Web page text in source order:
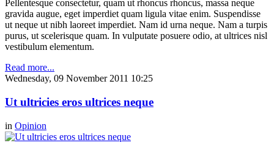
Pellentesque consectetur, quam ut rhoncus rhoncus, massa neque
gravida augue, eget imperdiet quam ligula vitae enim. Suspendisse
ut neque ut nibh laoreet imperdiet. Nam id urna neque. Nam a turpis
purus, ut scelerisque quam. In vulputate posuere odio, at ultrices nisl
vestibulum elementum.
Read more...
Wednesday, 09 November 2011 10:25
Ut ultricies eros ultrices neque
in Opinion